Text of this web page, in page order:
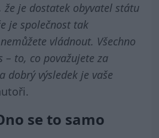
je dostatek obyvatel státu
je společnost tak
vládnout. Všechno
– to, co považujete za
výsledek je vaše
se to samo